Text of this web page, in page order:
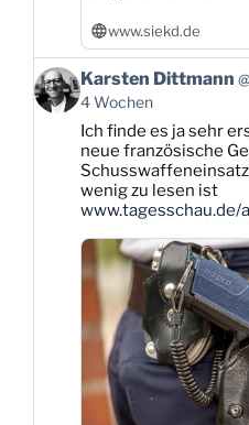
www.siekd.de
Beitrag
von
Karsten
Dittmann
Bluesky
ansehen
Karsten Dittmann
4 Wochen
Ich finde es ja sehr
neue französische
wenig zu lesen ist
www.tagesschau.de/